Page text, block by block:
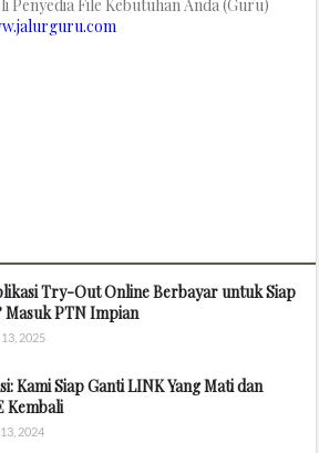
Penyedia File Kebutuhan Anda (Guru)
Try-Out Online Berbayar untuk Siap
PTN Impian
2025
Kami Siap Ganti LINK Yang Mati dan
Kembali
2024